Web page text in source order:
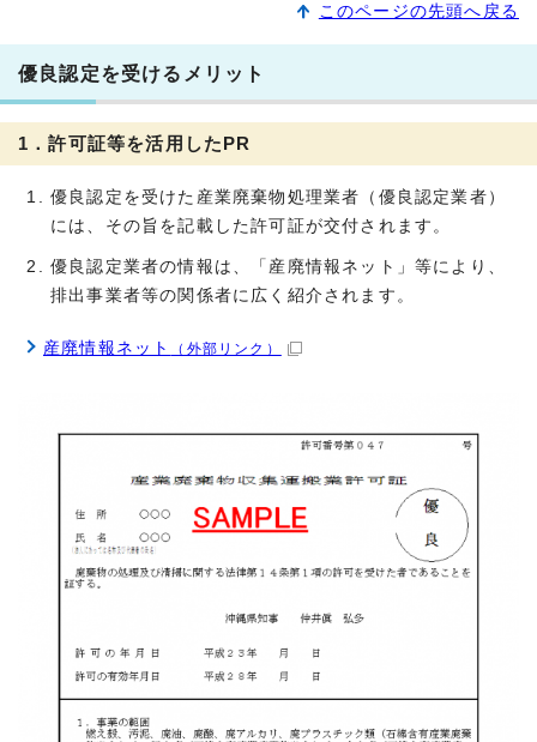
このページの先頭へ戻る
優良認定を受けるメリット
1．許可証等を活用したPR
優良認定を受けた産業廃棄物処理業者（優良認定業者）
には、その旨を記載した許可証が交付されます。
優良認定業者の情報は、「産廃情報ネット」等により、
排出事業者等の関係者に広く紹介されます。
産廃情報ネット （外部リンク）